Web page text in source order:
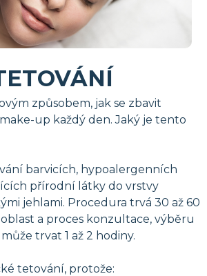
způsobem, jak se zbavit
up každý den. Jaký je tento
barvicích, hypoalergenních
přírodní látky do vrstvy
jehlami. Procedura trvá 30 až 60
a proces konzultace, výběru
trvat 1 až 2 hodiny.
tetování, protože: